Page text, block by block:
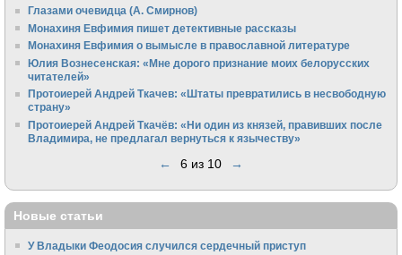
Глазами очевидца (А. Смирнов)
Монахиня Евфимия пишет детективные рассказы
Монахиня Евфимия о вымысле в православной литературе
Юлия Вознесенская: «Мне дорого признание моих белорусских
читателей»
Протоиерей Андрей Ткачев: «Штаты превратились в несвободную
страну»
Протоиерей Андрей Ткачёв: «Ни один из князей, правивших после
Владимира, не предлагал вернуться к язычеству»
← 6 из 10 →
Новые статьи
У Владыки Феодосия случился сердечный приступ